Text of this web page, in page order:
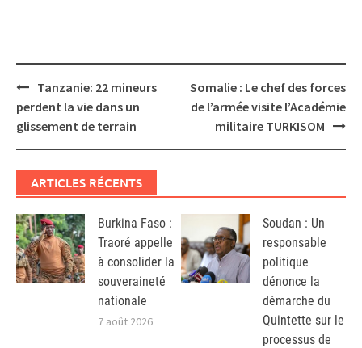
Post
navigation
Tanzanie: 22 mineurs
perdent la vie dans un
glissement de terrain
Somalie : Le chef des forces
de l’armée visite l’Académie
militaire TURKISOM
ARTICLES RÉCENTS
Burkina Faso :
Traoré appelle
à consolider la
souveraineté
nationale
7 août 2026
Soudan : Un
responsable
politique
dénonce la
démarche du
Quintette sur le
processus de